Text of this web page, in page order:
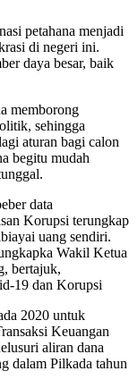
petahana menjadi
di negeri ini.
daya besar, baik
memborong
sehingga
aturan bagi calon
begitu mudah
data
Korupsi terungkap
uang sendiri.
Wakil Ketua
bertajuk,
19 dan Korupsi
2020 untuk
Keuangan
aliran dana
dalam Pilkada tahun